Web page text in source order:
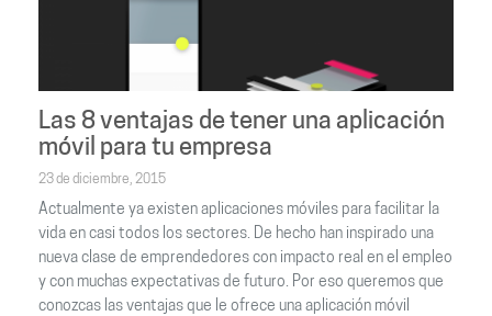
Las 8 ventajas de tener una aplicación
móvil para tu empresa
23 de diciembre, 2015
Actualmente ya existen aplicaciones móviles para facilitar la
vida en casi todos los sectores. De hecho han inspirado una
nueva clase de emprendedores con impacto real en el empleo
y con muchas expectativas de futuro. Por eso queremos que
conozcas las ventajas que le ofrece una aplicación móvil